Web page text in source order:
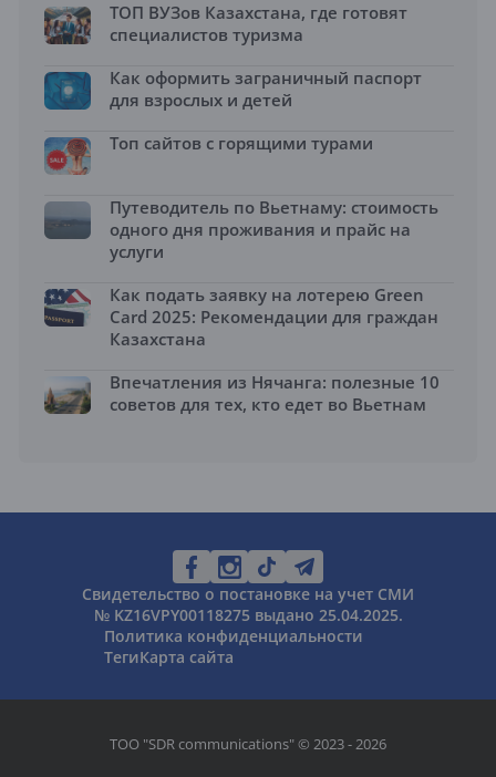
ТОП ВУЗов Казахстана, где готовят
специалистов туризма
Как оформить заграничный паспорт
для взрослых и детей
Топ сайтов с горящими турами
Путеводитель по Вьетнаму: стоимость
одного дня проживания и прайс на
услуги
Как подать заявку на лотерею Green
Card 2025: Рекомендации для граждан
Казахстана
Впечатления из Нячанга: полезные 10
советов для тех, кто едет во Вьетнам
Свидетельство о постановке на учет СМИ
№ KZ16VPY00118275 выдано 25.04.2025.
Политика конфиденциальности
ТегиКарта сайта
ТОО "SDR communications" © 2023 - 2026